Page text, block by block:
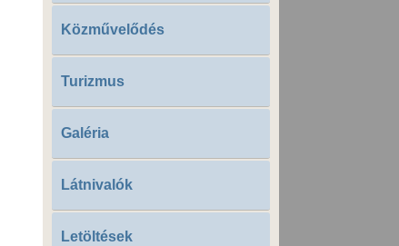
Közművelődés
Turizmus
Galéria
Látnivalók
Letöltések